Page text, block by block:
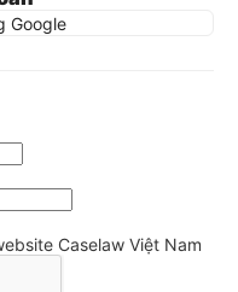
Google
Caselaw Việt Nam